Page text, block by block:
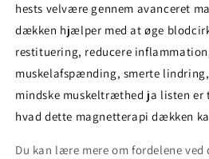
hests velvære gennem avanceret
dækken hjælper med at øge
restituering, reducere
muskelafspænding, smerte
mindske muskeltræthed ja listen
hvad dette magnetterapi dækken
Du kan lære mere om fordelene